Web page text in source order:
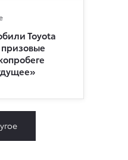
Toyota
призовые